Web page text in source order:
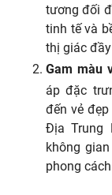
tương đối
tinh tế và
thị giác
Gam màu
áp đặc
đến vẻ
Địa Trung
không
phong